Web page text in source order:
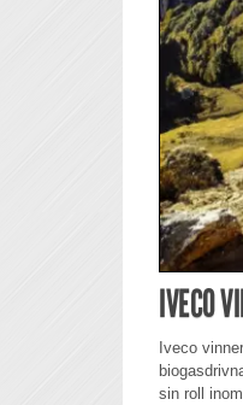
IVECO
Iveco
sin roll